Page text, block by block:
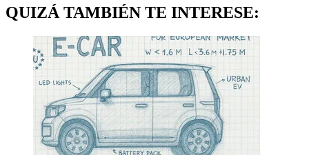
QUIZÁ TAMBIÉN TE INTERESE: